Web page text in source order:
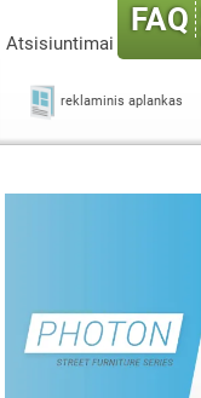
FAQ
Atsisiuntimai
reklaminis aplankas